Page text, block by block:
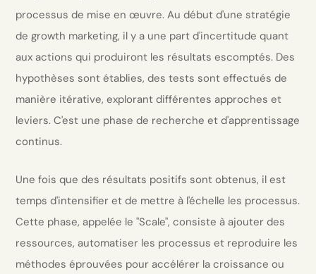
processus de mise en œuvre. Au début d'une stratégie
de growth marketing, il y a une part d'incertitude quant
aux actions qui produiront les résultats escomptés. Des
hypothèses sont établies, des tests sont effectués de
manière itérative, explorant différentes approches et
leviers. C'est une phase de recherche et d'apprentissage
continus.
Une fois que des résultats positifs sont obtenus, il est
temps d'intensifier et de mettre à l'échelle les processus.
Cette phase, appelée le "Scale", consiste à ajouter des
ressources, automatiser les processus et reproduire les
méthodes éprouvées pour accélérer la croissance ou